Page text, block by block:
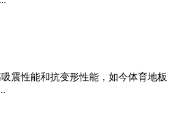
震性能和抗变形性能，如今体育地板